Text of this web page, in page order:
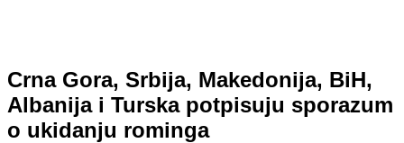
Crna Gora, Srbija, Makedonija, BiH,
Albanija i Turska potpisuju sporazum
o ukidanju rominga